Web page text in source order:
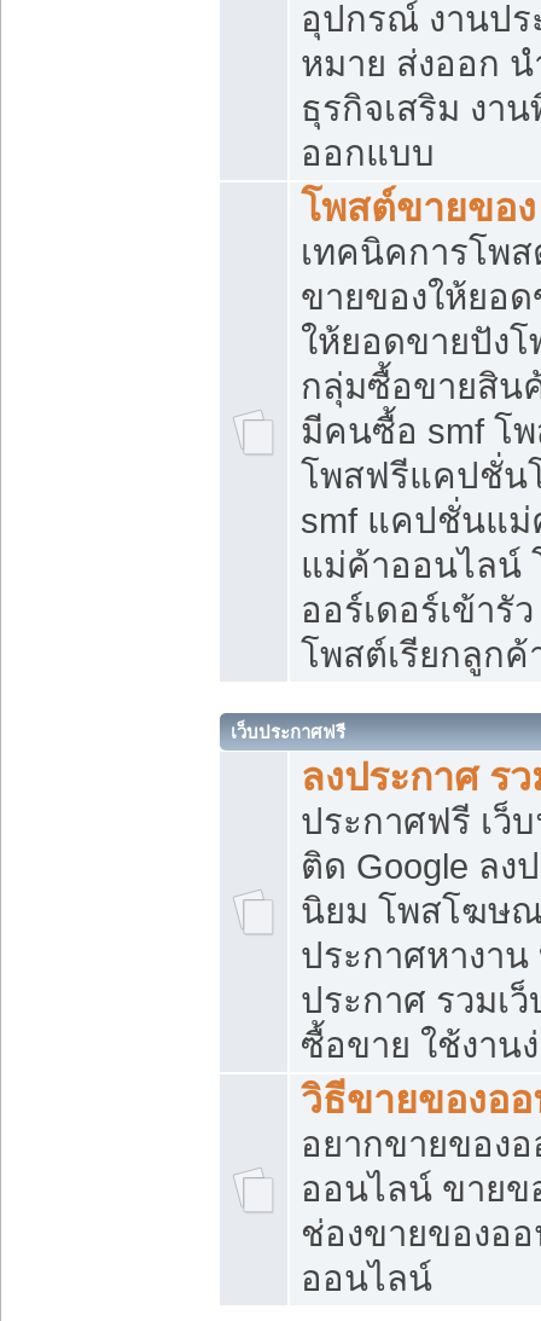
อุปกรณ์ งานป
หมาย ส่งออก น
ธุรกิจเสริม งา
ออกแบบ
โพสต์ขายของ
เทคนิคการโพ
ขายของให้ยอ
ให้ยอดขายปัง
กลุ่มซื้อขายสิน
มีคนซื้อ smf โ
โพสฟรีแคปชั่น
smf แคปชั่นแ
แม่ค้าออนไลน์
ออร์เดอร์เข้ารั
โพสต์เรียกลูกค้
เว็บประกาศฟรี
ลงประกาศ ร
ประกาศฟรี เว็
ติด Google ลง
นิยม โพสโฆษ
ประกาศหางาน
ประกาศ รวมเ
ซื้อขาย ใช้งาน
วิธีขายของอ
อยากขายของ
ออนไลน์ ขายข
ช่องขายของอ
ออนไลน์